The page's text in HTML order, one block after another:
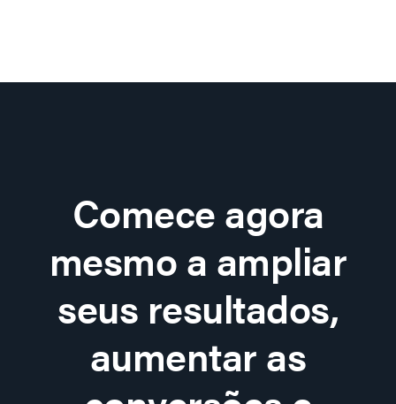
Comece agora
mesmo a ampliar
seus resultados,
aumentar as